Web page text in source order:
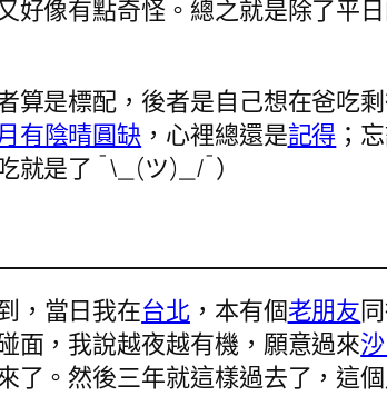
像有點奇怪。總之就是除了平
算是標配，後者是自己想在爸吃
有陰晴圓缺 ，心裡總還是記得 ；
就是了 ¯\_(ツ)_/¯）
，當日我在台北 ，本有個老朋友
面，我說越夜越有機，願意過來
。然後三年就這樣過去了，這